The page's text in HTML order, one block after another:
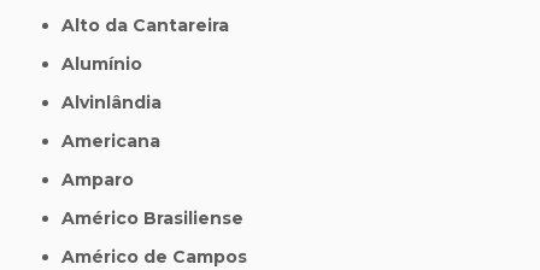
Alto da Cantareira
Alumínio
Alvinlândia
Americana
Amparo
Américo Brasiliense
Américo de Campos